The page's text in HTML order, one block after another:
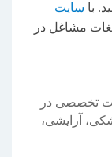
با سایت
مشاغل در
تخصصی در
آرایشی،